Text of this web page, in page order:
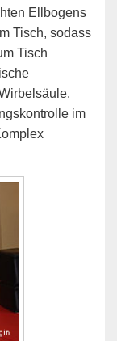
Ellbogens
Tisch, sodass
Tisch
im